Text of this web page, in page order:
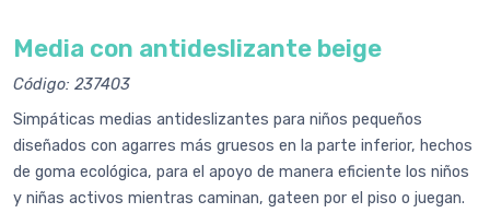
Media con antideslizante beige
Código: 237403
Simpáticas medias antideslizantes para niños pequeños
diseñados con agarres más gruesos en la parte inferior, hechos
de goma ecológica, para el apoyo de manera eficiente los niños
y niñas activos mientras caminan, gateen por el piso o juegan.